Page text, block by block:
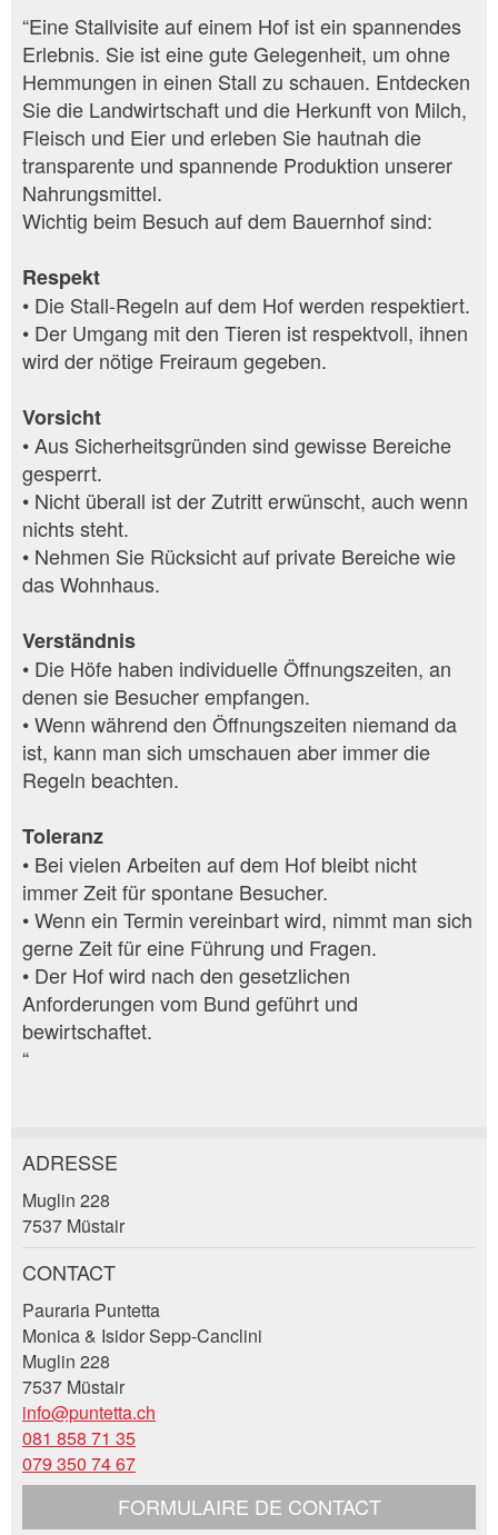
“Eine Stallvisite auf einem Hof ist ein spannendes
Erlebnis. Sie ist eine gute Gelegenheit, um ohne
Hemmungen in einen Stall zu schauen. Entdecken
Sie die Landwirtschaft und die Herkunft von Milch,
Fleisch und Eier und erleben Sie hautnah die
transparente und spannende Produktion unserer
Nahrungsmittel.
Wichtig beim Besuch auf dem Bauernhof sind:
Respekt
• Die Stall-Regeln auf dem Hof werden respektiert.
• Der Umgang mit den Tieren ist respektvoll, ihnen
wird der nötige Freiraum gegeben.
Vorsicht
• Aus Sicherheitsgründen sind gewisse Bereiche
gesperrt.
• Nicht überall ist der Zutritt erwünscht, auch wenn
nichts steht.
• Nehmen Sie Rücksicht auf private Bereiche wie
das Wohnhaus.
Verständnis
• Die Höfe haben individuelle Öffnungszeiten, an
denen sie Besucher empfangen.
• Wenn während den Öffnungszeiten niemand da
ist, kann man sich umschauen aber immer die
Regeln beachten.
Toleranz
• Bei vielen Arbeiten auf dem Hof bleibt nicht
immer Zeit für spontane Besucher.
• Wenn ein Termin vereinbart wird, nimmt man sich
gerne Zeit für eine Führung und Fragen.
• Der Hof wird nach den gesetzlichen
Anforderungen vom Bund geführt und
bewirtschaftet.
“
Annonces répréhensibles
Commentaires généraux
Cette annonce n'est plus valable
Annonce incomplète
Recommander l'annonce
ADRESSE
Muglin 228
7537 Müstair
CONTACT
Pauraria Puntetta
Monica & Isidor Sepp-Canclini
Muglin 228
7537 Müstair
info@puntetta.ch
081 858 71 35
079 350 74 67
FORMULAIRE DE CONTACT